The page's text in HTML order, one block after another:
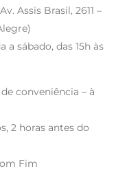
Assis Brasil, 2611 –
sábado, das 15h às
conveniência – à
2 horas antes do
Fim